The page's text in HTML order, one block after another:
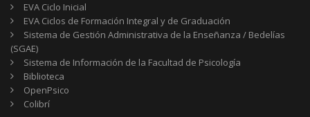
EVA Ciclo Inicial
EVA Ciclos de Formación Integral y de Graduación
Sistema de Gestión Administrativa de la Enseñanza / Bedelías
(SGAE)
Sistema de Información de la Facultad de Psicología
Biblioteca
OpenPsico
Colibrí